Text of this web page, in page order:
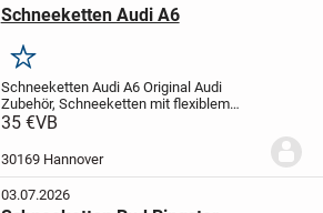
Schneeketten Audi A6
Merken
Schneeketten Audi A6 Original Audi
Zubehör, Schneeketten mit flexiblem
Stahlseilring, für 205/60 R16, unbenutzt
35 €VB
30169 Hannover
03.07.2026